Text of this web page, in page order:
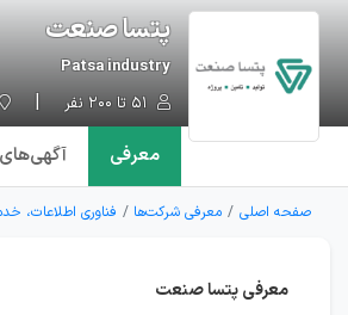
پتسا صنعت
Patsa industry
معرفی آگهی‌ها
صفحه اصلی معرفی شرکت‌ها فناوری اطلاعات،
معرفی پتسا صنعت